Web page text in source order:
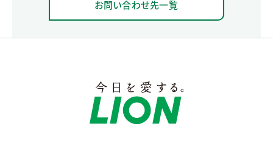
お問い合わせ先一覧